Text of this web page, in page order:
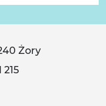
Żory